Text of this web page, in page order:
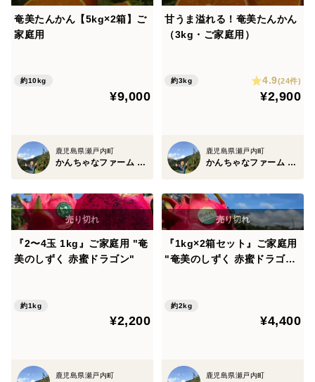
奄美たんかん【5kg×2箱】ご
家庭用
約10kg
¥9,000
鹿児島県瀬戸内町
かんちゃなファーム -奄美熱帯果樹園-
甘うま溢れる！奄美たんかん
（3kg・ご家庭用）
約3kg 4.9(24件)
¥2,900
鹿児島県瀬戸内町
かんちゃなファーム -奄美熱帯果樹園-
『2〜4玉 1kg』ご家庭用 "奄
美のしずく 赤蜜ドラゴン"
約1kg
¥2,200
鹿児島県瀬戸内町
『1kg×2箱セット』ご家庭用
"奄美のしずく 赤蜜ドラゴン
約2kg
¥4,400
鹿児島県瀬戸内町